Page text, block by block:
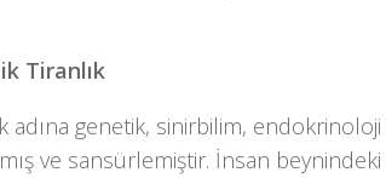
Tiranlık
adına genetik, sinirbilim, endokrinoloji
ve sansürlemiştir. İnsan beynindeki